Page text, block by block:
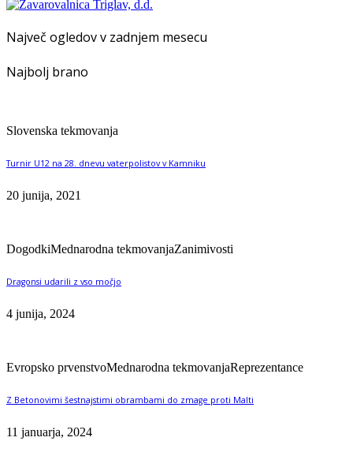
Največ ogledov v zadnjem mesecu
Najbolj brano
Slovenska tekmovanja
Turnir U12 na 28. dnevu vaterpolistov v Kamniku
20 junija, 2021
DogodkiMednarodna tekmovanjaZanimivosti
Dragonsi udarili z vso močjo
4 junija, 2024
Evropsko prvenstvoMednarodna tekmovanjaReprezentance
Z Betonovimi šestnajstimi obrambami do zmage proti Malti
11 januarja, 2024